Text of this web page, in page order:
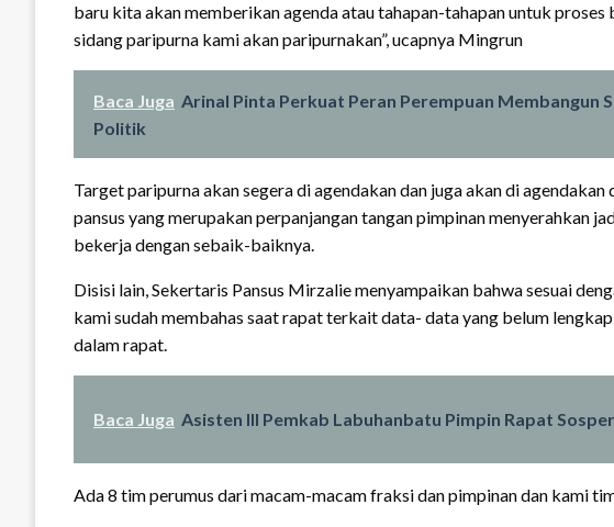
baru kita akan memberikan agenda atau tahapan-tahapan untuk proses
sidang paripurna kami akan paripurnakan”, ucapnya Mingrun
Baca Juga Arinal Pinta Perkuat Peran Perempuan Membangun
Politik
Target paripurna akan segera di agendakan dan juga akan di agendakan
pansus yang merupakan perpanjangan tangan pimpinan menyerahkan
bekerja dengan sebaik-baiknya.
Disisi lain, Sekertaris Pansus Mirzalie menyampaikan bahwa sesuai
kami sudah membahas saat rapat terkait data- data yang belum
dalam rapat.
Baca Juga Asisten III Pemkab Labuhanbatu Pimpin Rapat
Ada 8 tim perumus dari macam-macam fraksi dan pimpinan dan kami